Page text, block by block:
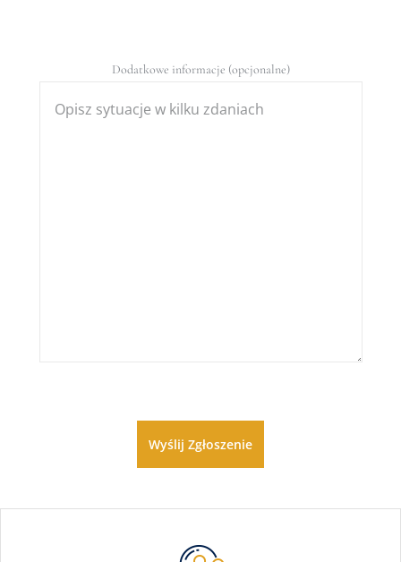
Dodatkowe informacje (opcjonalne)